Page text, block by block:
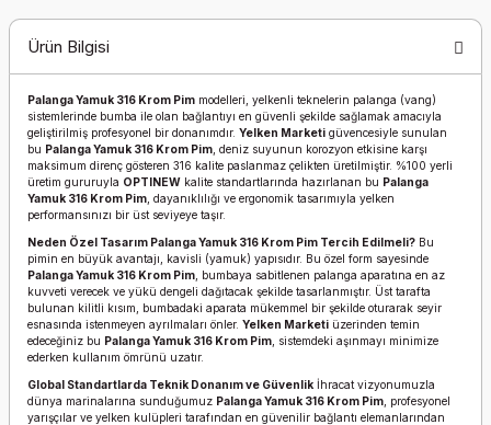
Ürün Bilgisi
Palanga Yamuk 316 Krom Pim modelleri, yelkenli teknelerin palanga (vang)
sistemlerinde bumba ile olan bağlantıyı en güvenli şekilde sağlamak amacıyla
geliştirilmiş profesyonel bir donanımdır. Yelken Marketi güvencesiyle sunulan
bu Palanga Yamuk 316 Krom Pim , deniz suyunun korozyon etkisine karşı
maksimum direnç gösteren 316 kalite paslanmaz çelikten üretilmiştir. %100 yerli
üretim gururuyla OPTINEW kalite standartlarında hazırlanan bu Palanga
Yamuk 316 Krom Pim , dayanıklılığı ve ergonomik tasarımıyla yelken
performansınızı bir üst seviyeye taşır.
Neden Özel Tasarım Palanga Yamuk 316 Krom Pim Tercih Edilmeli? Bu
pimin en büyük avantajı, kavisli (yamuk) yapısıdır. Bu özel form sayesinde
Palanga Yamuk 316 Krom Pim , bumbaya sabitlenen palanga aparatına en az
kuvveti verecek ve yükü dengeli dağıtacak şekilde tasarlanmıştır. Üst tarafta
bulunan kilitli kısım, bumbadaki aparata mükemmel bir şekilde oturarak seyir
esnasında istenmeyen ayrılmaları önler. Yelken Marketi üzerinden temin
edeceğiniz bu Palanga Yamuk 316 Krom Pim , sistemdeki aşınmayı minimize
ederken kullanım ömrünü uzatır.
Global Standartlarda Teknik Donanım ve Güvenlik İhracat vizyonumuzla
dünya marinalarına sunduğumuz Palanga Yamuk 316 Krom Pim , profesyonel
yarışçılar ve yelken kulüpleri tarafından en güvenilir bağlantı elemanlarından